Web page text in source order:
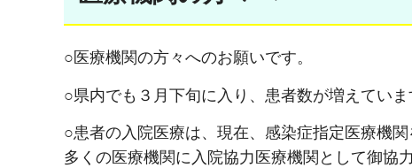
○医療機関の方々へのお願いです。
○県内でも３月下旬に入り、患者数が増えていま
○患者の入院医療は、現在、感染症指定医療機
多くの医療機関に入院協力医療機関として御協